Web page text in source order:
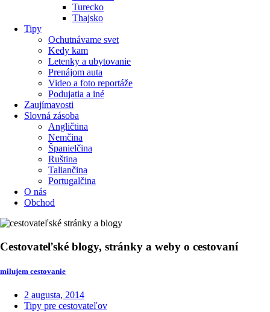
Turecko
Thajsko
Tipy
Ochutnávame svet
Kedy kam
Letenky a ubytovanie
Prenájom auta
Video a foto reportáže
Podujatia a iné
Zaujímavosti
Slovná zásoba
Angličtina
Nemčina
Španielčina
Ruština
Taliančina
Portugalčina
O nás
Obchod
Cestovateľské blogy, stránky a weby o cestovaní
milujem cestovanie
2 augusta, 2014
Tipy pre cestovateľov